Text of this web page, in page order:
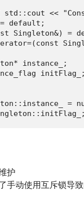
std::cout <<
default;
Singleton&) =
instance_;
initFlag_;
=
护
手动使用互斥锁导